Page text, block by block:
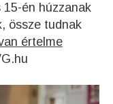
15-én húzzanak
össze tudnak
értelme